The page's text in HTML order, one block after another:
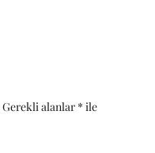
Gerekli alanlar * ile